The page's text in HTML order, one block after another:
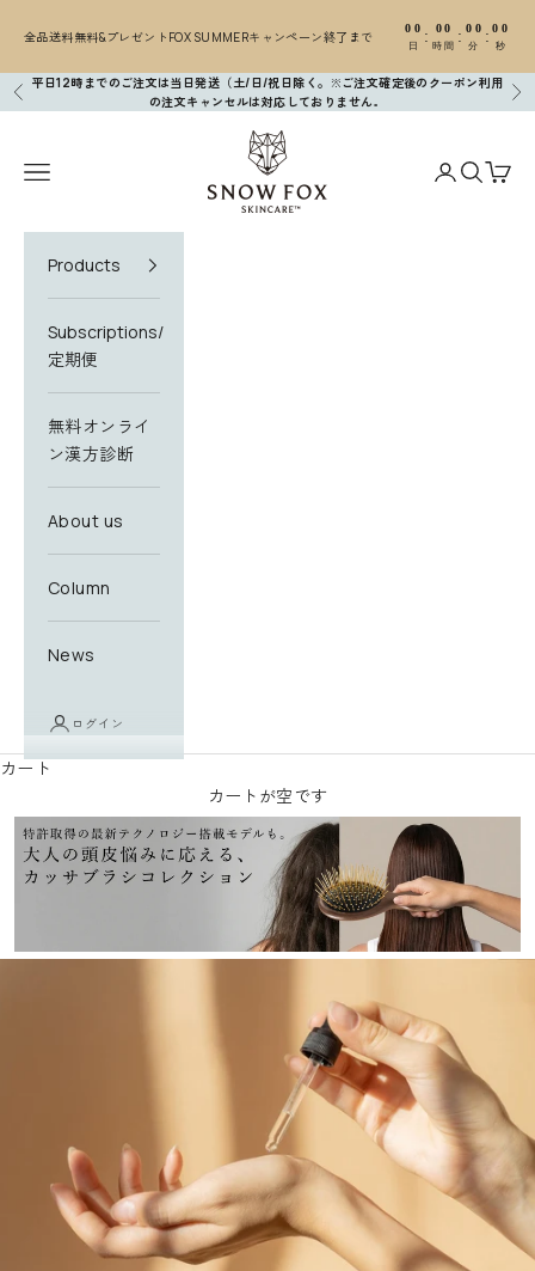
全品送料無料&プレゼントFOX SUMMERキャンペーン終了まで 00
日
: 00
時間
: 00
分
:00
秒
前へ
平日12時までのご注文は当日発送（土/日/祝日除く。※ご注文確定後のクーポン利用
の注文キャンセルは対応しておりません。
次
SNOW FOX SKINCARE
メニューを開く
アカウント
検索を開
カー
Products
Subscriptions/
定期便
無料オンライ
ン漢方診断
About us
Column
News
ログイン
カート
カートが空です